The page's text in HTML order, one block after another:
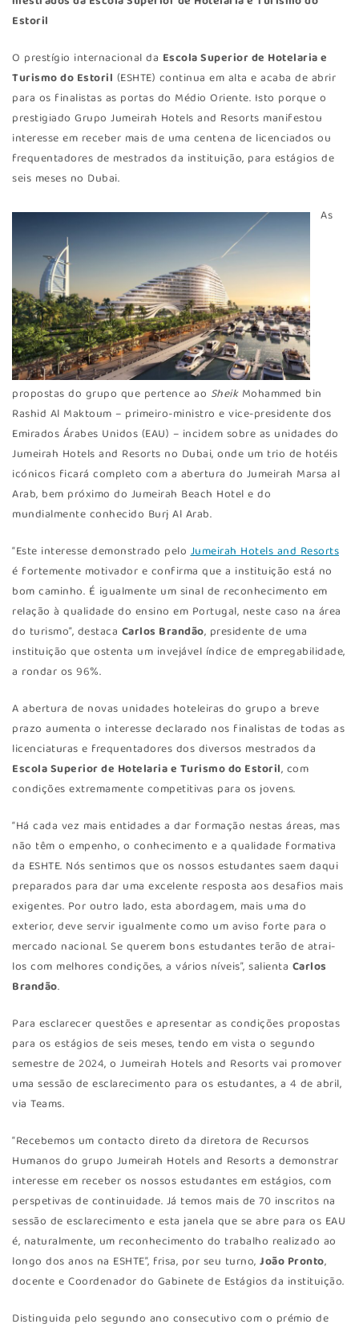
Estoril
O prestígio internacional da Escola Superior de Hotelaria e
Turismo do Estoril (ESHTE) continua em alta e acaba de abrir
para os finalistas as portas do Médio Oriente. Isto porque o
prestigiado Grupo Jumeirah Hotels and Resorts manifestou
interesse em receber mais de uma centena de licenciados ou
frequentadores de mestrados da instituição, para estágios de
seis meses no Dubai.
As
propostas do grupo que pertence ao SheikMohammed bin
Rashid Al Maktoum – primeiro-ministro e vice-presidente dos
Emirados Árabes Unidos (EAU) – incidem sobre as unidades do
Jumeirah Hotels and Resorts no Dubai, onde um trio de hotéis
icónicos ficará completo com a abertura do Jumeirah Marsa al
Arab, bem próximo do Jumeirah Beach Hotel e do
mundialmente conhecido Burj Al Arab.
“Este interesse demonstrado peloJumeirah Hotels and Resorts
é fortemente motivador e confirma que a instituição está no
bom caminho. É igualmente um sinal de reconhecimento em
relação à qualidade do ensino em Portugal, neste caso na área
do turismo”, destaca Carlos Brandão, presidente de uma
instituição que ostenta um invejável índice de empregabilidade,
a rondar os 96%.
A abertura de novas unidades hoteleiras do grupo a breve
prazo aumenta o interesse declarado nos finalistas de todas as
licenciaturas e frequentadores dos diversos mestrados da
Escola Superior de Hotelaria e Turismo do Estoril, com
condições extremamente competitivas para os jovens.
“Há cada vez mais entidades a dar formação nestas áreas, mas
não têm o empenho, o conhecimento e a qualidade formativa
da ESHTE. Nós sentimos que os nossos estudantes saem daqui
preparados para dar uma excelente resposta aos desafios mais
exigentes. Por outro lado, esta abordagem, mais uma do
exterior, deve servir igualmente como um aviso forte para o
mercado nacional. Se querem bons estudantes terão de atrai-
los com melhores condições, a vários níveis”, salienta Carlos
Brandão.
Para esclarecer questões e apresentar as condições propostas
para os estágios de seis meses, tendo em vista o segundo
semestre de 2024, o Jumeirah Hotels and Resorts vai promover
uma sessão de esclarecimento para os estudantes, a 4 de abril,
via Teams.
“Recebemos um contacto direto da diretora de Recursos
Humanos do grupo Jumeirah Hotels and Resorts a demonstrar
interesse em receber os nossos estudantes em estágios, com
perspetivas de continuidade. Já temos mais de 70 inscritos na
sessão de esclarecimento e esta janela que se abre para os EAU
é, naturalmente, um reconhecimento do trabalho realizado ao
longo dos anos na ESHTE”, frisa, por seu turno, João Pronto,
docente e Coordenador do Gabinete de Estágios da instituição.
Distinguida pelo segundo ano consecutivo com o prémio de